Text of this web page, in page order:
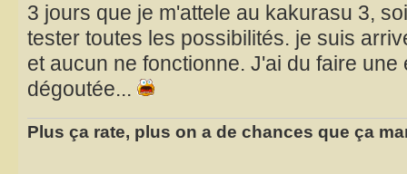
3 jours que je m'attele au kakurasu 3,
tester toutes les possibilités. je suis
et aucun ne fonctionne. J'ai du faire
dégoutée...
Plus ça rate, plus on a de chances que ça